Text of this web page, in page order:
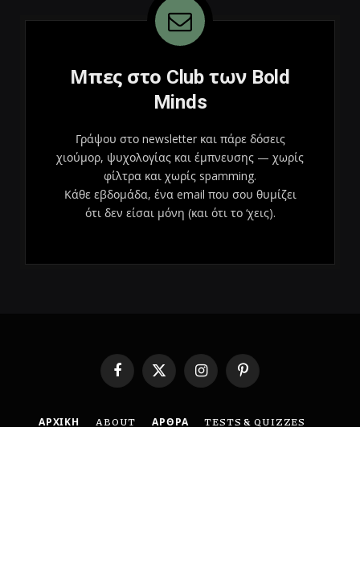
Μπες στο Club των Bold
Minds
Γράψου στο newsletter και πάρε δόσεις
χιούμορ, ψυχολογίας και έμπνευσης — χωρίς
φίλτρα και χωρίς spamming.
Κάθε εβδομάδα, ένα email που σου θυμίζει
ότι δεν είσαι μόνη (και ότι το ‘χεις).
Facebook
X
(Twitter)
InstagramPinterest
ΑΡΧΙΚΗ ABOUT ΑΡΘΡΑ
TESTS & QUIZZES